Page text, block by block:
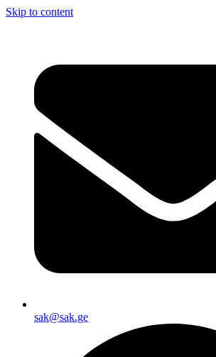
Skip to content
sak@sak.ge